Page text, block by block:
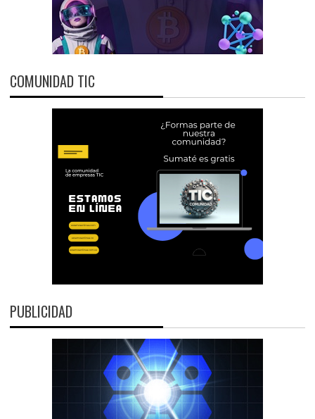
COMUNIDAD TIC
PUBLICIDAD